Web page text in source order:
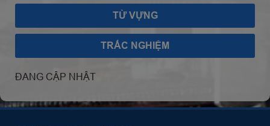
TỪ VỰNG
TRẮC NGHIỆM
ĐANG CẬP NHẬT